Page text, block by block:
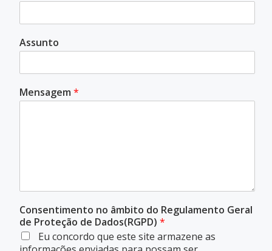
Assunto
Mensagem *
Consentimento no âmbito do Regulamento Geral
de Proteção de Dados(RGPD) *
Eu concordo que este site armazene as